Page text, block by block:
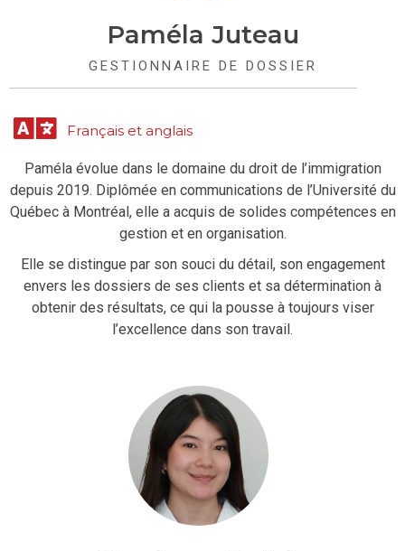
Paméla Juteau
GESTIONNAIRE DE DOSSIER
Français et anglais
Paméla évolue dans le domaine du droit de l’immigration
depuis 2019. Diplômée en communications de l’Université du
Québec à Montréal, elle a acquis de solides compétences en
gestion et en organisation.
Elle se distingue par son souci du détail, son engagement
envers les dossiers de ses clients et sa détermination à
obtenir des résultats, ce qui la pousse à toujours viser
l’excellence dans son travail.